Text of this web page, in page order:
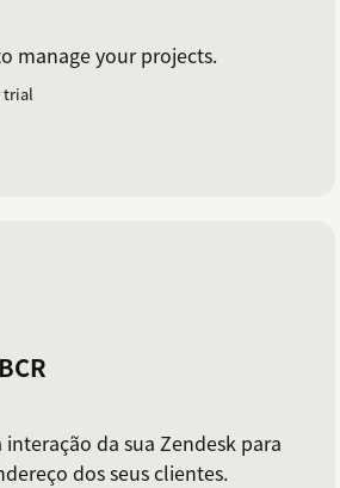
manage your projects.
trial
interação da sua Zendesk para
dos seus clientes.